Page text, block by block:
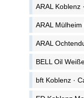
ARAL Koblenz
ARAL
ARAL
BELL Oil
bft Koblenz ·